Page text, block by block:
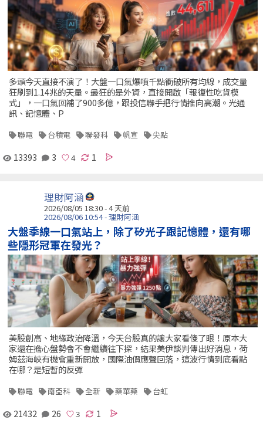
多頭今天直接不演了！大盤一口氣爆噴千點衝破所有均線，成交量
狂刷到1.14兆的天量。最狂的是外資，直接開啟「報復性吃貨模
式」，一口氣回補了900多億，跟投信聯手把行情推向高潮。光通
訊、記憶體、P
聯電 台積電 聯發科 帆宣 尖點
13393 3 1
理財阿涵
2026/08/05 18:30 - 4 天前
2026/08/06 10:54 - 理財阿涵
大盤季線一口氣站上，除了矽光子跟記憶體，還有哪
些隱形冠軍在發光？
美股創高、地緣政治降溫，今天台股真的讓大家看傻了眼！原本大
家還在擔心盤勢會不會繼續往下探，結果美伊談判傳出好消息，荷
姆茲海峽有機會重新開放，國際油價應聲回落，這波行情到底看點
在哪？是短暫的反彈
聯電 南亞科 全新 藥華藥 台虹
21432 26 1